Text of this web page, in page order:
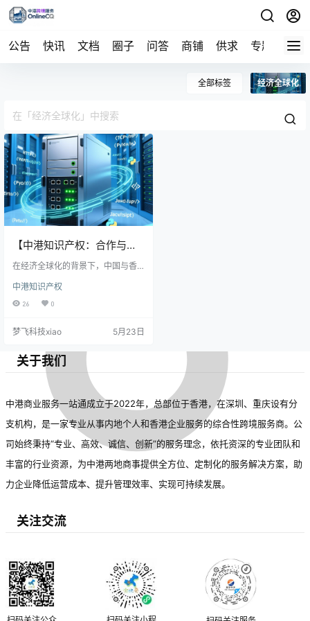
公告 快讯 文档 圈子 问答 商铺 供求 专题 导航
全部标签 经济全球化
【中港知识产权：合作与挑
战并存的未来】
在经济全球化的背景下，中国与香
也面临挑战。两地通过互认机制和
“一带一路”等平台加强技术共享与执
完善沟通机制、统一标准，推动制
创新发展。
中港知识产权
26 0
梦飞科技xiao 5月23日
关于我们
中港商业服务一站通成立于2022年，总部位于香港，在深圳、重庆设有分
支机构，是一家专业从事内地个人和香港企业服务的综合性跨境服务商。公
司始终秉持“专业、高效、诚信、创新”的服务理念，依托资深的专业团队和
丰富的行业资源，为中港两地商事提供全方位、定制化的服务解决方案，助
力企业降低运营成本、提升管理效率、实现可持续发展。
关注交流